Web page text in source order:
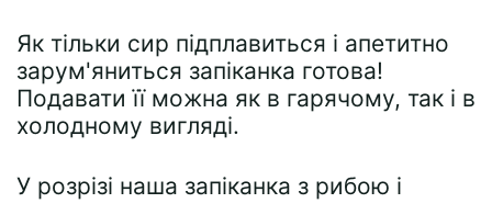
Як тільки сир підплавиться і апетитно
зарум'яниться запіканка готова!
Подавати її можна як в гарячому, так і в
холодному вигляді.
У розрізі наша запіканка з рибою і